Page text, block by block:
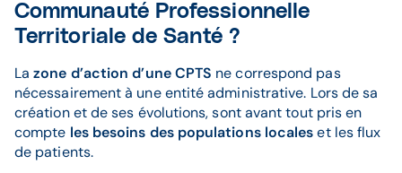
Communauté Professionnelle
Territoriale de Santé ?
Lazone d’action d’une CPTS ne correspond pas
nécessairement à une entité administrative. Lors de sa
création et de ses évolutions, sont avant tout pris en
compte les besoins des populations localeset les flux
de patients.